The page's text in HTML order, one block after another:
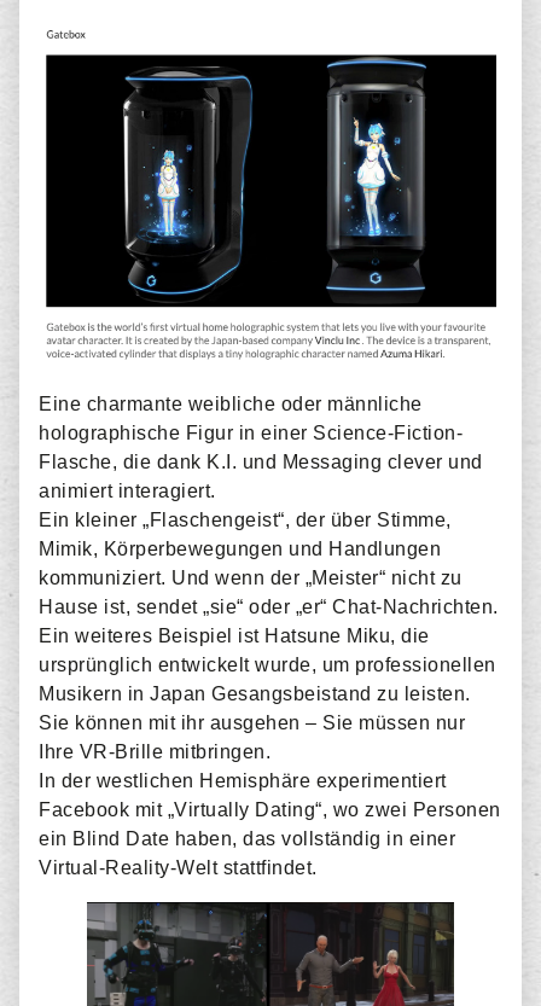
Eine charmante weibliche oder männliche
holographische Figur in einer Science-Fiction-
Flasche, die dank K.I. und Messaging clever und
animiert interagiert.
Ein kleiner „Flaschengeist“, der über Stimme,
Mimik, Körperbewegungen und Handlungen
kommuniziert. Und wenn der „Meister“ nicht zu
Hause ist, sendet „sie“ oder „er“ Chat-Nachrichten.
Ein weiteres Beispiel ist Hatsune Miku, die
ursprünglich entwickelt wurde, um professionellen
Musikern in Japan Gesangsbeistand zu leisten.
Sie können mit ihr ausgehen – Sie müssen nur
Ihre VR-Brille mitbringen.
In der westlichen Hemisphäre experimentiert
Facebook mit „Virtually Dating“, wo zwei Personen
ein Blind Date haben, das vollständig in einer
Virtual-Reality-Welt stattfindet.